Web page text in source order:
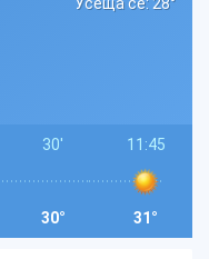
30'
30°
11:45
31°